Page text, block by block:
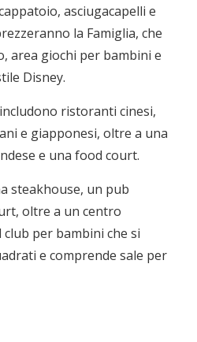
asciugacapelli e
la Famiglia, che
area giochi per bambini e
Disney.
ristoranti cinesi,
e giapponesi, oltre a una
e una food court.
steakhouse, un pub
oltre a un centro
club per bambini che si
e comprende sale per